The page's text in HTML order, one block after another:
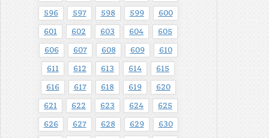
596 597 598 599 600
601 602 603 604 605
606 607 608 609 610
611 612 613 614 615
616 617 618 619 620
621 622 623 624 625
626 627 628 629 630